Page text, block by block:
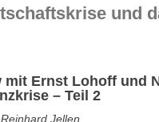
und
mit Ernst Lohoff und
– Teil 2
Jellen